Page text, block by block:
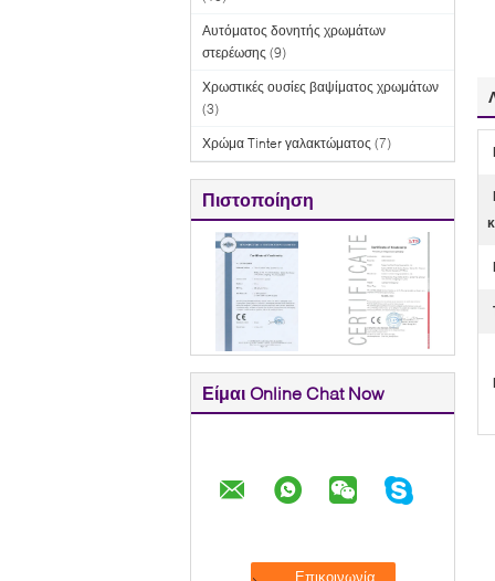
Αυτόματος δονητής χρωμάτων
στερέωσης (9)
Χρωστικές ουσίες βαψίματος χρωμάτων
(3)
Χρώμα Tinter γαλακτώματος (7)
Πιστοποίηση
Είμαι Online Chat Now